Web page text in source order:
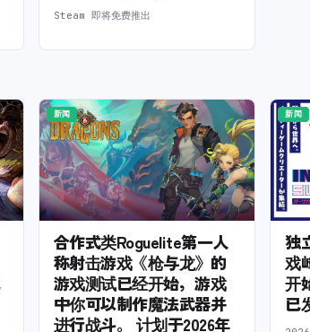
Steam 即将免费推出
新闻
合作式类Roguelite第一人
称射击游戏《枪与龙》的
游戏测试已经开始，游戏
中你可以制作魔法武器并
进行战斗。 计划于2026年
新闻
独
戏
开
已